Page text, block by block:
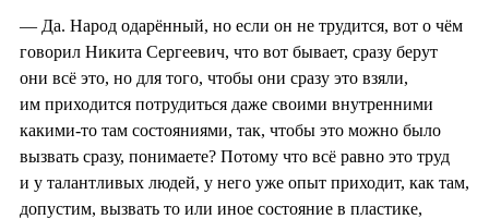
— Да. Народ одарённый, но если он не трудится, вот о чём
говорил Никита Сергеевич, что вот бывает, сразу берут
они всё это, но для того, чтобы они сразу это взяли,
им приходится потрудиться даже своими внутренними
какими-то там состояниями, так, чтобы это можно было
вызвать сразу, понимаете? Потому что всё равно это труд
и у талантливых людей, у него уже опыт приходит, как там,
допустим, вызвать то или иное состояние в пластике,